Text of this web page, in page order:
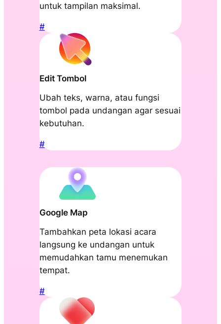
untuk tampilan maksimal.
#
Edit Tombol
Ubah teks, warna, atau fungsi
tombol pada undangan agar sesuai
kebutuhan.
#
Google Map
Tambahkan peta lokasi acara
langsung ke undangan untuk
memudahkan tamu menemukan
tempat.
#